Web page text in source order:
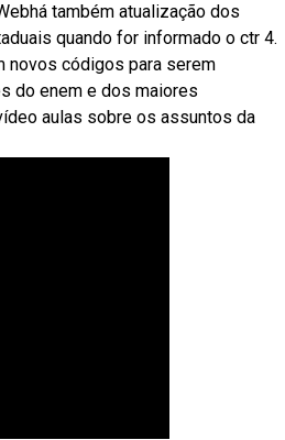
também atualização dos
quando for informado o ctr 4.
novos códigos para serem
do enem e dos maiores
aulas sobre os assuntos da